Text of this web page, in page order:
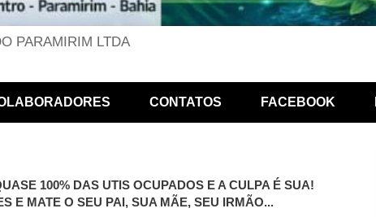
PARAMIRIM LTDA
CONTATOS FACEBOOK
100% DAS UTIS OCUPADOS E A CULPA É SUA!
E MATE O SEU PAI, SUA MÃE, SEU IRMÃO...